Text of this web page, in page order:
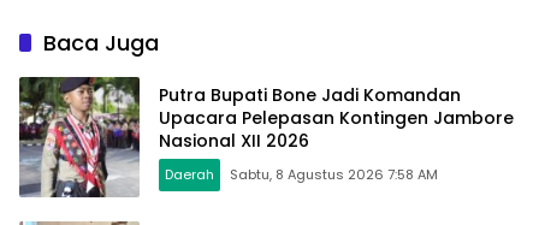
Pattuku, Jaring Pengaman
Mulai Terpasang
Baca Juga
Putra Bupati Bone Jadi Komandan
Upacara Pelepasan Kontingen Jambore
Nasional XII 2026
Daerah Sabtu, 8 Agustus 2026 7:58 AM